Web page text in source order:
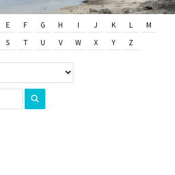
E F G H I J K L
M
S T U V W X Y Z